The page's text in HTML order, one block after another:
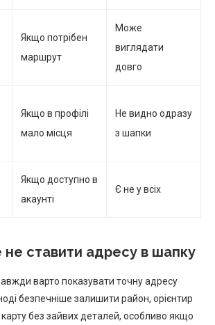
Якщо потрібен
маршрут
Може
виглядати
довго
Якщо в профілі
мало місця
Не видно одразу
з шапки
Якщо доступно в
акаунті
Є не у всіх
ставити адресу в шапку
варто показувати точну адресу
безпечніше залишити район, орієнтир
без зайвих деталей, особливо якщо